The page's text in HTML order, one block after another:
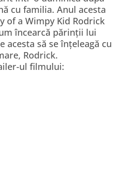
cu familia. Anul acesta
of a Wimpy Kid Rodrick
încearcă părinții lui
acesta să se înțeleagă cu
Rodrick.
ul filmului: